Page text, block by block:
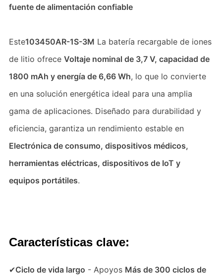
fuente de alimentación confiable
Este103450AR-1S-3M La batería recargable de iones
de litio ofreceVoltaje nominal de 3,7 V, capacidad de
1800 mAh y energía de 6,66 Wh, lo que lo convierte
en una solución energética ideal para una amplia
gama de aplicaciones. Diseñado para durabilidad y
eficiencia, garantiza un rendimiento estable en
Electrónica de consumo, dispositivos médicos,
herramientas eléctricas, dispositivos de IoT y
equipos portátiles.
Características clave:
✔Ciclo de vida largo - Apoyos Más de 300 ciclos de